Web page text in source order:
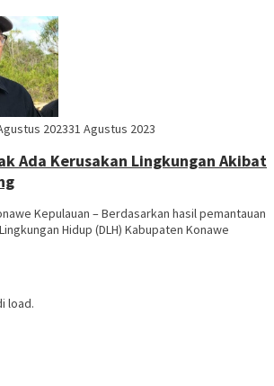
202331 Agustus 2023
Ada Kerusakan Lingkungan Akibat
Kepulauan – Berdasarkan hasil pemantauan
Hidup (DLH) Kabupaten Konawe
load.